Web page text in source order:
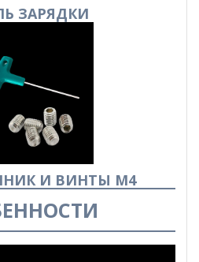
ЗАРЯДКИ
И ВИНТЫ М4